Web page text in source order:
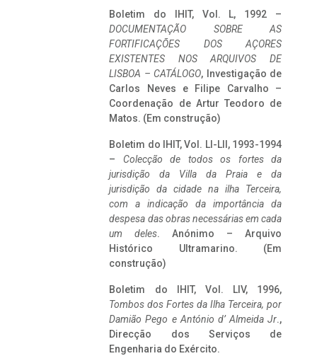
Boletim do IHIT, Vol. L, 1992 –
DOCUMENTAÇÃO SOBRE AS
FORTIFICAÇÕES DOS AÇORES
EXISTENTES NOS ARQUIVOS DE
LISBOA – CATÁLOGO, Investigação de
Carlos Neves e Filipe Carvalho –
Coordenação de Artur Teodoro de
Matos. (Em construção)
Boletim do IHIT, Vol. LI-LII, 1993-1994
– Colecção de todos os fortes da
jurisdição da Villa da Praia e da
jurisdição da cidade na ilha Terceira,
com a indicação da importância da
despesa das obras necessárias em cada
um deles. Anónimo – Arquivo
Histórico Ultramarino. (Em
construção)
Boletim do IHIT, Vol. LIV, 1996,
Tombos dos Fortes da Ilha Terceira, por
Damião Pego e António d’ Almeida Jr.,
Direcção dos Serviços de
Engenharia do Exército.